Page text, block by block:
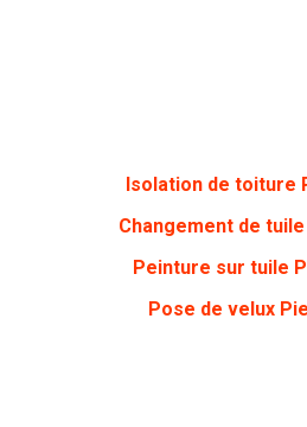
Isolation de toiture
Changement de
Peinture sur tuile
Pose de velux